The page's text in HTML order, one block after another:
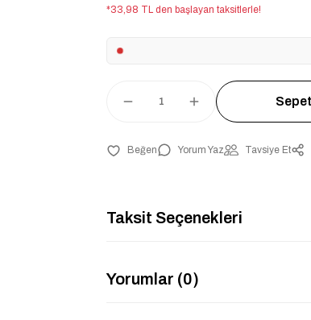
*33,98 TL den başlayan taksitlerle!
Yorum Yaz Tavsiye Et
Taksit Seçenekleri
Yorumlar (0)